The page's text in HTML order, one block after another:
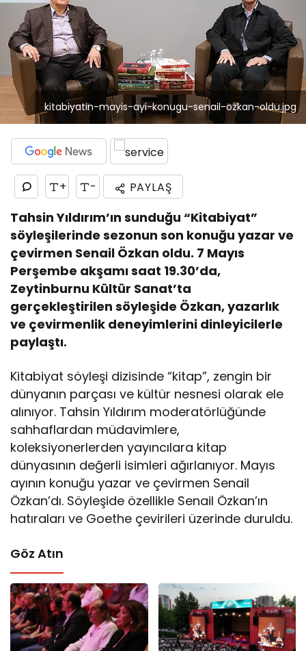
kitabiyatin-mayis-ayi-konugu-senail-ozkan-oldu.jpg
+ - PAYLAŞ
Tahsin Yıldırım’ın sunduğu “Kitabiyat”
söyleşilerinde sezonun son konuğu yazar ve
çevirmen Senail Özkan oldu. 7 Mayıs
Perşembe akşamı saat 19.30’da,
Zeytinburnu Kültür Sanat’ta
gerçekleştirilen söyleşide Özkan, yazarlık
ve çevirmenlik deneyimlerini dinleyicilerle
paylaştı.
Kitabiyat söyleşi dizisinde “kitap”, zengin bir
dünyanın parçası ve kültür nesnesi olarak ele
alınıyor. Tahsin Yıldırım moderatörlüğünde
sahhaflardan müdavimlere,
koleksiyonerlerden yayıncılara kitap
dünyasının değerli isimleri ağırlanıyor. Mayıs
ayının konuğu yazar ve çevirmen Senail
Özkan’dı. Söyleşide özellikle Senail Özkan’ın
hatıraları ve Goethe çevirileri üzerinde duruldu.
Göz Atın